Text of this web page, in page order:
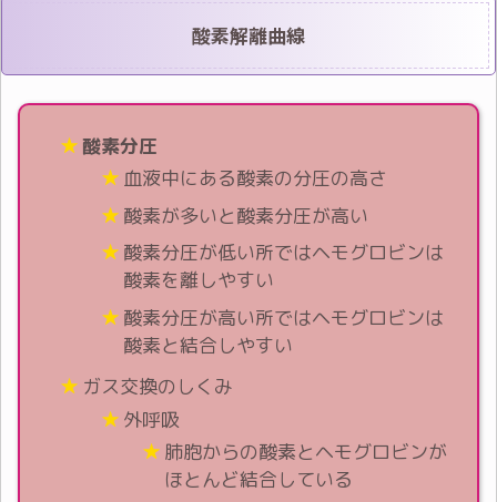
酸素解離曲線
酸素分圧
血液中にある酸素の分圧の高さ
酸素が多いと酸素分圧が高い
酸素分圧が低い所ではヘモグロビンは
酸素を離しやすい
酸素分圧が高い所ではヘモグロビンは
酸素と結合しやすい
ガス交換のしくみ
外呼吸
肺胞からの酸素とヘモグロビンが
ほとんど結合している